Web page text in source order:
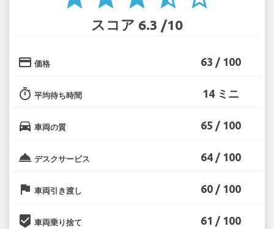
スコア 6.3 /10
credit_card 価格 63 / 100
timer 平均待ち時間 14 ミニ
directions_car 車両の質 65 / 100
room_service デスクサービス 64 / 100
flag 車両引き渡し 60 / 100
beenhere 車両乗り捨て 61 / 100